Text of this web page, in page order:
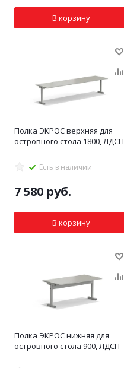
В корзину
Полка ЭКРОС верхняя для
островного стола 1800, ЛДСП
Есть в наличии
7 580 руб.
В корзину
Полка ЭКРОС нижняя для
островного стола 900, ЛДСП